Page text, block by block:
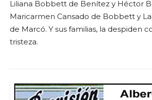
Liliana Bobbett de Benítez y Héctor
Maricarmen Cansado de Bobbett y
de Marcó. Y sus familias, la despiden
tristeza.